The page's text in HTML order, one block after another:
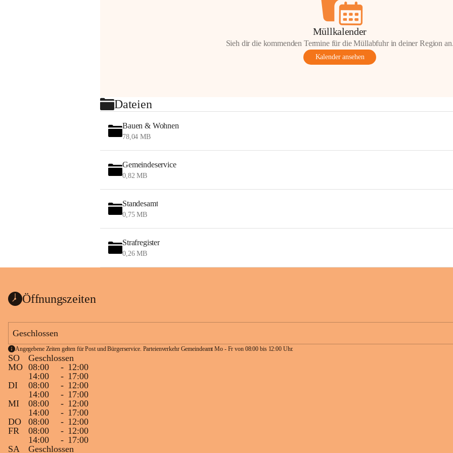
Müllkalender
Sieh dir die kommenden Termine für die Müllabfuhr in deiner Region
Kalender ansehen
Dateien
Bauen & Wohnen
78,04 MB
Gemeindeservice
0,82 MB
Standesamt
0,75 MB
Strafregister
0,26 MB
Öffnungszeiten
Geschlossen
Angegebene Zeiten gelten für Post und Bürgerservice. Parteienverkehr Gemeindeamt Mo - Fr von 08:00 bis 12:00 Uhr.
SO
Geschlossen
MO 08:00 - 12:00
14:00
- 17:00
DI
08:00 - 12:00
14:00
- 17:00
MI
08:00 - 12:00
14:00
- 17:00
DO
08:00 - 12:00
FR
08:00 - 12:00
14:00
- 17:00
SA
Geschlossen